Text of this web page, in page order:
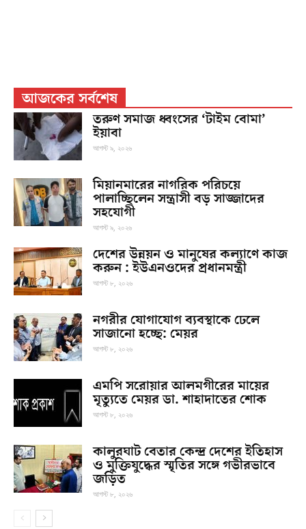
আজকের সর্বশেষ
তরুণ সমাজ ধ্বংসের ‘টাইম বোমা’
ইয়াবা
আগস্ট ৯, ২০২৬
মিয়ানমারের নাগরিক পরিচয়ে
পালাচ্ছিলেন সন্ত্রাসী বড় সাজ্জাদের
সহযোগী
আগস্ট ৯, ২০২৬
দেশের উন্নয়ন ও মানুষের কল্যাণে কাজ
করুন : ইউএনওদের প্রধানমন্ত্রী
আগস্ট ৮, ২০২৬
নগরীর যোগাযোগ ব্যবস্থাকে ঢেলে
সাজানো হচ্ছে: মেয়র
আগস্ট ৮, ২০২৬
এমপি সরোয়ার আলমগীরের মায়ের
মৃত্যুতে মেয়র ডা. শাহাদাতের শোক
আগস্ট ৮, ২০২৬
কালুরঘাট বেতার কেন্দ্র দেশের ইতিহাস
ও মুক্তিযুদ্ধের স্মৃতির সঙ্গে গভীরভাবে
জড়িত
আগস্ট ৮, ২০২৬